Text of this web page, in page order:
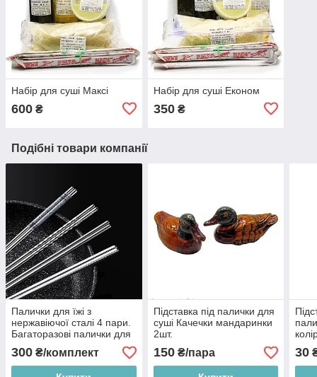
Набір для суші Максі
600 ₴
Набір для суші Економ
350₴
Подібні товари компанії
Палички для їжі з
нержавіючої сталі 4 пари.
Багаторазові палички для
суші. Металеві палички
для їжі.
300 ₴/комплект
Підставка під палички для
суші Качечки мандаринки
2шт.
150₴/пара 30